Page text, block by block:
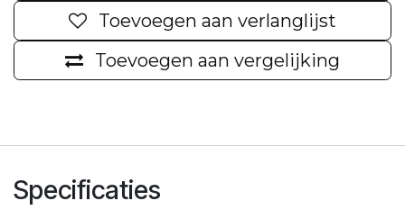
Toevoegen aan vergelijking
Toevoegen aan verlanglijst
Specificaties